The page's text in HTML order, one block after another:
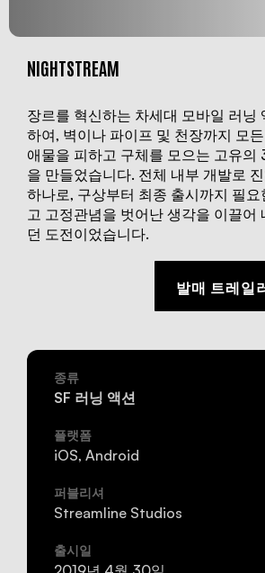
NIGHTSTREAM
장르를 혁신하는 차세대 모바일 러닝
하여, 벽이나 파이프 및 천장까지 모
애물을 피하고 구체를 모으는 고유의
을 만들었습니다. 전체 내부 개발로
하나로, 구상부터 최종 출시까지 필
고 고정관념을 벗어난 생각을 이끌어
던 도전이었습니다.
발매 트레일
종류
SF 러닝 액션
플랫폼
iOS, Android
퍼블리셔
Streamline Studios
출시일